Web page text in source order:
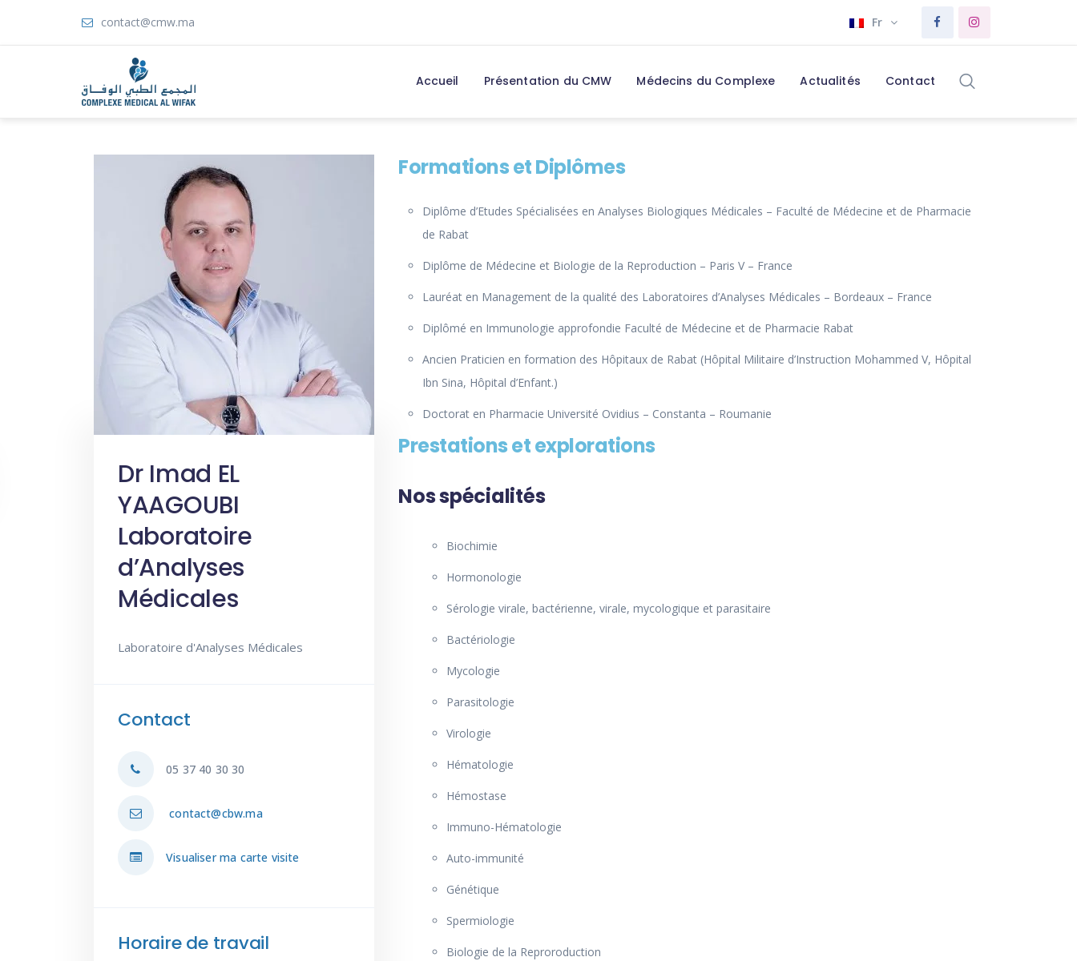
contact@cmw.ma Fr
Accueil Présentation du CMW Médecins du Complexe Actualités Contact
Dr Imad EL
YAAGOUBI
Laboratoire
d’Analyses
Médicales
Laboratoire d'Analyses Médicales
Contact
05 37 40 30 30
contact@cbw.ma
Visualiser ma carte visite
Horaire de travail
Formations et Diplômes
Diplôme d’Etudes Spécialisées en Analyses Biologiques Médicales – Faculté de Médecine et de Pharmacie
de Rabat
Diplôme de Médecine et Biologie de la Reproduction – Paris V – France
Lauréat en Management de la qualité des Laboratoires d’Analyses Médicales – Bordeaux – France
Diplômé en Immunologie approfondie Faculté de Médecine et de Pharmacie Rabat
Ancien Praticien en formation des Hôpitaux de Rabat (Hôpital Militaire d’Instruction Mohammed V, Hôpital
Ibn Sina, Hôpital d’Enfant.)
Doctorat en Pharmacie Université Ovidius – Constanta – Roumanie
Prestations et explorations
Nos spécialités
Biochimie
Hormonologie
Sérologie virale, bactérienne, virale, mycologique et parasitaire
Bactériologie
Mycologie
Parasitologie
Virologie
Hématologie
Hémostase
Immuno-Hématologie
Auto-immunité
Génétique
Spermiologie
Biologie de la Reproroduction